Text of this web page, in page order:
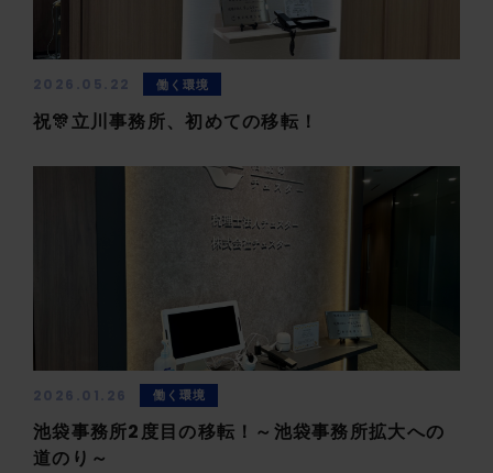
2026.05.22 働く環境
祝🎊立川事務所、初めての移転！
2026.01.26 働く環境
池袋事務所2度目の移転！～池袋事務所拡大への
道のり～